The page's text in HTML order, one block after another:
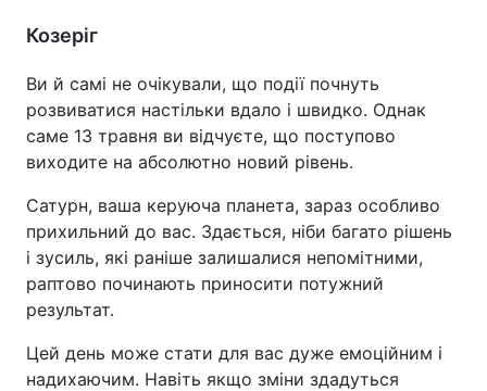
Козеріг
Ви й самі не очікували, що події почнуть
розвиватися настільки вдало і швидко. Однак
саме 13 травня ви відчуєте, що поступово
виходите на абсолютно новий рівень.
Сатурн, ваша керуюча планета, зараз особливо
прихильний до вас. Здається, ніби багато рішень
і зусиль, які раніше залишалися непомітними,
раптово починають приносити потужний
результат.
Цей день може стати для вас дуже емоційним і
надихаючим. Навіть якщо зміни здадуться